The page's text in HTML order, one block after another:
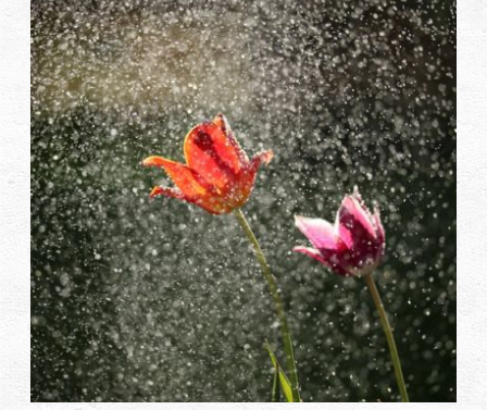
کتاب
ها
درباره
ما
تماس
با ما
رسانه
قوانین
و
مقررات
سایت